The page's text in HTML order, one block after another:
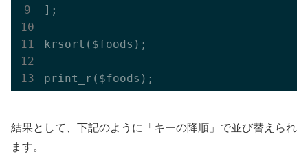
];
krsort($foods);
結果として、下記のように「キーの降順」で並び替えられ
ます。